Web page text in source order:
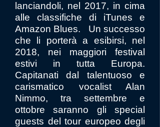
lanciandoli, nel 2017, in cima
alle classifiche di iTunes e
Amazon Blues. Un successo
che li porterà a esibirsi, nel
2018, nei maggiori festival
estivi in tutta Europa.
Capitanati dal talentuoso e
carismatico vocalist Alan
Nimmo, tra settembre e
ottobre saranno gli special
guests del tour europeo degli